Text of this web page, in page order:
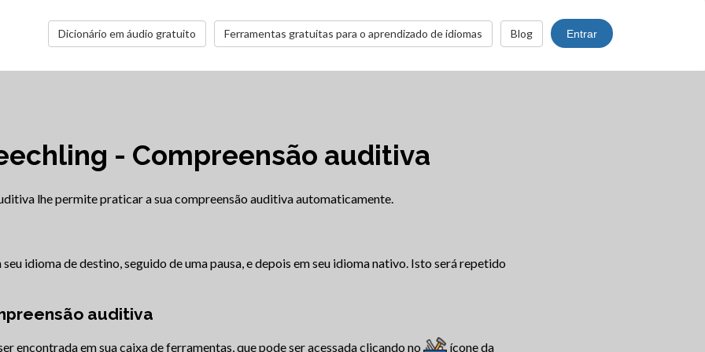
Entrar
Blog
Ferramentas gratuitas para o aprendizado de idiomas
Dicionário em áudio gratuito
- Compreensão auditiva
lhe permite praticar a sua compreensão auditiva automaticamente.
idioma de destino, seguido de uma pausa, e depois em seu idioma nativo. Isto será repetido
auditiva
encontrada em sua caixa de ferramentas, que pode ser acessada clicando no ícone da